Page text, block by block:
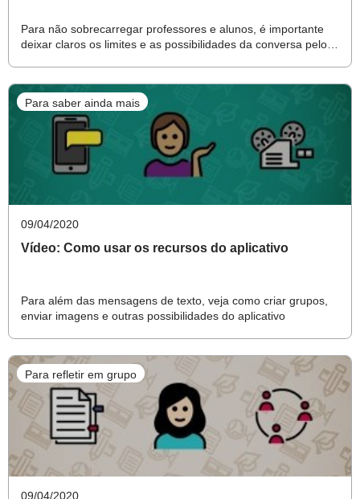
e exercer protagonismo e autoria na vida pessoal e
coletiva."Saiba mais sobre ela aqui.
E assim, com combinados bem estabelecidos, é possível
dar início ao trabalho. Para os anos iniciais do Ensino
Fundamental, comece utilizando vídeos e áudios para
conversar com as crianças e manter o vínculo com elas.
“O professor pode, por exemplo, pedir para os alunos
A realização de atividades também pode passar pelo
aplicativo. "Pode-se colocar uma pequena situação-
plantem um feijãozinho e reportem no grupo com
imagens”, sugere Anna Penido, diretora do Instituto
Inspirare.
Envolvendo as famílias
Para não sobrecarregar professores e alunos, é importante
deixar claros os limites e as possibilidades da conversa pelo
Para saber ainda mais
09/04/2020
Vídeo: Como usar os recursos do aplicativo
Para além das mensagens de texto, veja como criar grupos,
enviar imagens e outras possibilidades do aplicativo
Para refletir em grupo
09/04/2020